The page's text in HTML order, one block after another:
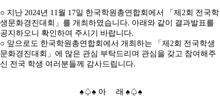
○ 지난 2024년 11월 17일 한국학원총연합회에서 「제2회 전국학
생문화경진대회」를 개최하였습니다. 아래와 같이 결과발표를
공지하오니 확인하여 주시기 바랍니다.
○ 앞으로도 한국학원총연합회에서 개최하는 「제2회 전국학생
문화경진대회」에 많은 관심 부탁드리며 관심을 갖고 참여해주
신 전국 학생 여러분들께 감사드립니다.
♠♤♠ 아 래 ♠♤♠